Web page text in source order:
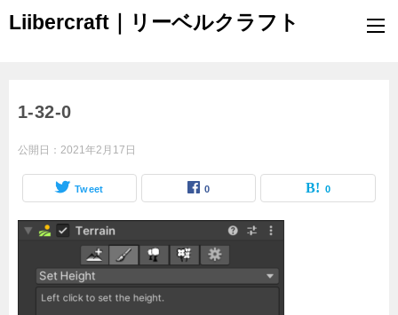
Liibercraft｜リーベルクラフト
1-32-0
公開日： 2021年2月17日
Tweet 0 0